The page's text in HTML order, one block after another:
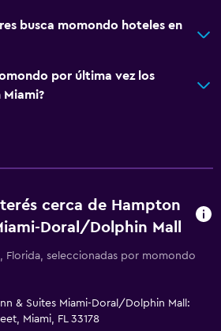
busca momondo hoteles en
por última vez los
cerca de Hampton
Doral/Dolphin Mall
Florida, seleccionadas por momondo
& Suites Miami-Doral/Dolphin Mall:
Miami, FL 33178